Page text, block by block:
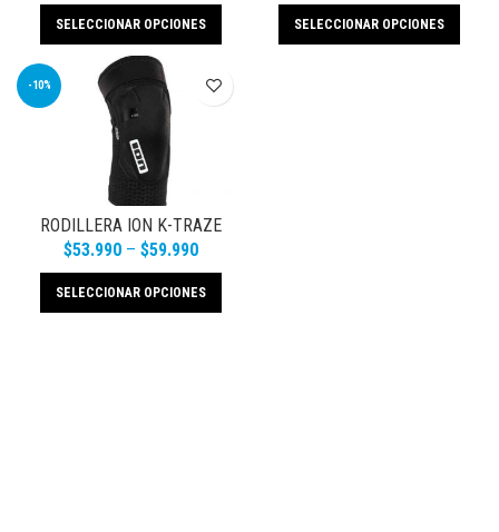
SELECCIONAR OPCIONES SELECCIONAR OPCIONES
-10%
RODILLERA ION K-TRAZE
$53.990– $59.990
SELECCIONAR OPCIONES